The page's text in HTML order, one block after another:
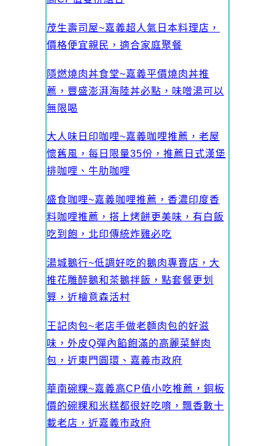
茂生壽司屋~嘉義超人氣日本料理店，
價格便宜親民，適合家庭聚餐
隱燃燒肉丼食堂~嘉義平價燒肉丼推
薦，豐盛澎湃海陸丼必點，味噌湯可以
無限喝
大人味日印咖哩~嘉義咖哩推薦，老屋
懷舊風，每日限量35份，推薦日式漢堡
排咖哩、牛肋咖哩
盛食咖哩~嘉義咖哩推薦，香濃印度香
料咖哩推薦，搭上烤餅更美味，有白飯
吃到飽，北印傳統炸雞必吃
湯城鵝行~低調好吃的鵝肉專賣店，大
推花雕醉鵝和茶鵝拌飯，點套餐更划
算，近檜意森活村
王記肉包~老店手做老麵肉包的好滋
味，外皮Q彈內餡飽滿的高麗菜鮮肉
包，近東門圓環、嘉義市政府
華南碗粿~嘉義高CP值小吃推薦，銅板
價的碗粿和米糕都很好吃唷，飄香數十
載老店，近嘉義市政府